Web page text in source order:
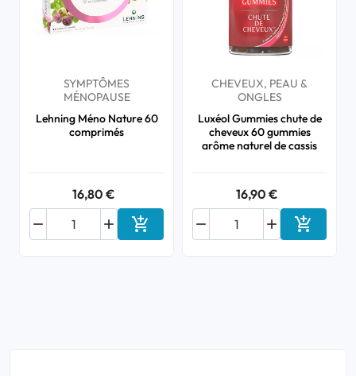
SYMPTÔMES
MÉNOPAUSE
Lehning Méno Nature 60
comprimés
16,80 €

 Ajouter au panier
CHEVEUX, PEAU &
ONGLES
Luxéol Gummies chute de
cheveux 60 gummies
arôme naturel de cassis
16,90 €

 Ajouter